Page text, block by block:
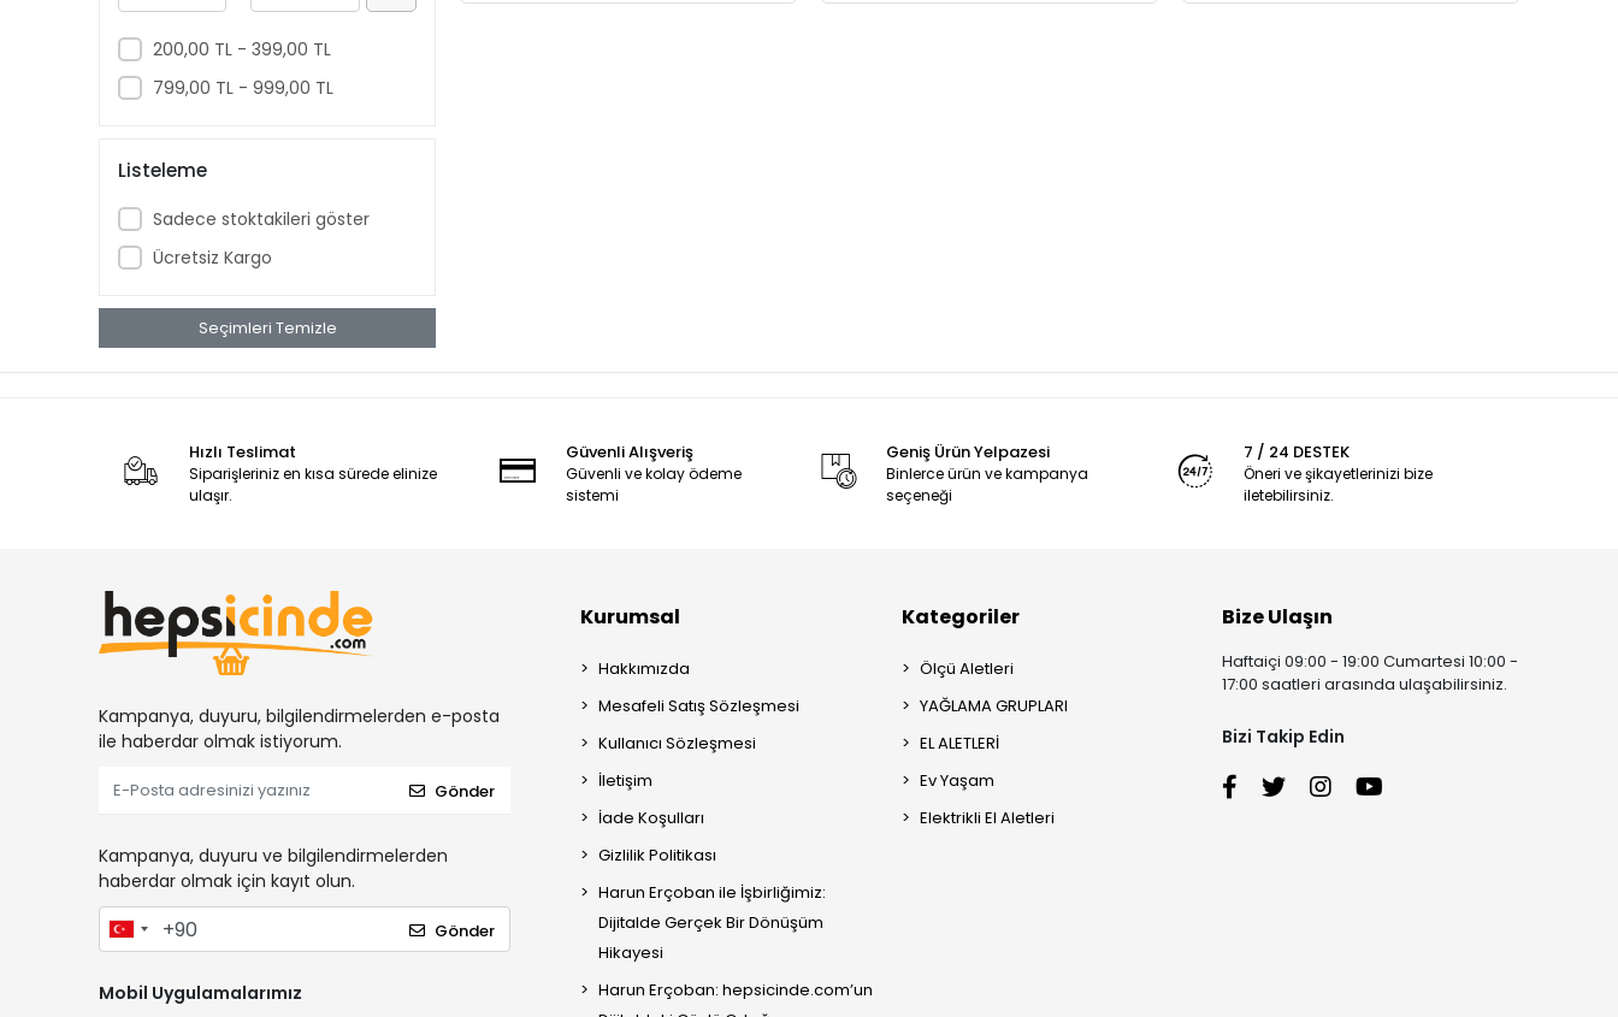
Voltmetre ve Ampermetre
Sinyaller ve Sirenler
Buzzer
Termostatlar
Potansiyometreler
Elektrikli Grubu
200,00 TL - 399,00 TL
799,00 TL - 999,00 TL
Listeleme
Sadece stoktakileri göster
Ücretsiz Kargo
Seçimleri Temizle
Hızlı Teslimat
Siparişleriniz en kısa sürede elinize
ulaşır.
Güvenli Alışveriş
Güvenli ve kolay ödeme
sistemi
Geniş Ürün Yelpazesi
Binlerce ürün ve kampanya
seçeneği
7 / 24 DESTEK
Öneri ve şikayetlerinizi bize
iletebilirsiniz.
Kampanya, duyuru, bilgilendirmelerden e-posta
ile haberdar olmak istiyorum.
Gönder
Kampanya, duyuru ve bilgilendirmelerden
haberdar olmak için kayıt olun.
Gönder
Mobil Uygulamalarımız
Kurumsal
Hakkımızda
Mesafeli Satış Sözleşmesi
Kullanıcı Sözleşmesi
İletişim
İade Koşulları
Gizlilik Politikası
Harun Erçoban ile İşbirliğimiz:
Dijitalde Gerçek Bir Dönüşüm
Hikayesi
Harun Erçoban: hepsicinde.com’un
Kategoriler
Ölçü Aletleri
YAĞLAMA GRUPLARI
EL ALETLERİ
Ev Yaşam
Elektrikli El Aletleri
Bize Ulaşın
Haftaiçi 09:00 - 19:00 Cumartesi 10:00 -
17:00 saatleri arasında ulaşabilirsiniz.
Bizi Takip Edin